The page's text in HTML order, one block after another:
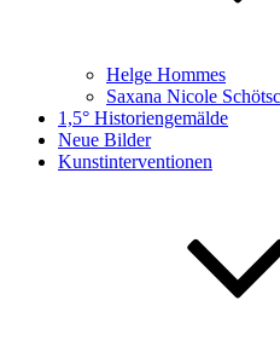
Helge Hommes
Saxana Nicole
1,5° Historiengemälde
Neue Bilder
Kunstinterventionen